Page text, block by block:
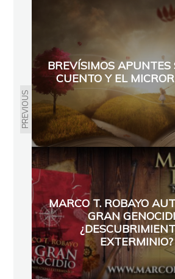
PREVIOUS
BREVÍSIMOS APUNTES
CUENTO Y EL
MARCO T. ROBAYO
GRAN
EXTERMINIO?